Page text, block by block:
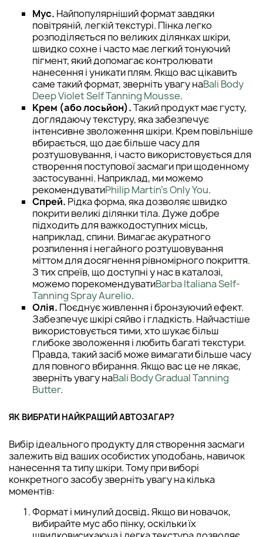
Мус. Найпопулярніший формат завдяки
повітряній, легкій текстурі. Пінка легко
розподіляється по великих ділянках шкіри,
швидко сохне і часто має легкий тонуючий
пігмент, який допомагає контролювати
нанесення і уникати плям. Якщо вас цікавить
саме такий формат, зверніть увагу наBali Body
Deep Violet Self Tanning Mousse.
Крем (або лосьйон).Такий продукт має густу,
доглядаючу текстуру, яка забезпечує
інтенсивне зволоження шкіри. Крем повільніше
вбирається, що дає більше часу для
розтушовування, і часто використовується для
створення поступової засмаги при щоденному
застосуванні. Наприклад, ми можемо
рекомендуватиPhilip Martin's Only You.
Спрей. Рідка форма, яка дозволяє швидко
покрити великі ділянки тіла. Дуже добре
підходить для важкодоступних місць,
наприклад, спини. Вимагає акуратного
розпилення і негайного розтушовування
міттом для досягнення рівномірного покриття.
З тих спреїв, що доступні у нас в каталозі,
можемо порекомендуватиBarba Italiana Self-
Tanning Spray Aurelio.
Олія. Поєднує живлення і бронзуючий ефект.
Забезпечує шкірі сяйво і гладкість. Найчастіше
використовується тими, хто шукає більш
глибоке зволоження і любить багаті текстури.
Правда, такий засіб може вимагати більше часу
для повного вбирання. Якщо вас це не лякає,
зверніть увагу наBali Body Gradual Tanning
Butter.
ЯК ВИБРАТИ НАЙКРАЩИЙ АВТОЗАГАР?
Вибір ідеального продукту для створення засмаги
залежить від ваших особистих уподобань, навичок
нанесення та типу шкіри. Тому при виборі
конкретного засобу зверніть увагу на кілька
моментів:
Формат і минулий досвід.Якщо ви новачок,
вибирайте мус або пінку, оскільки їх